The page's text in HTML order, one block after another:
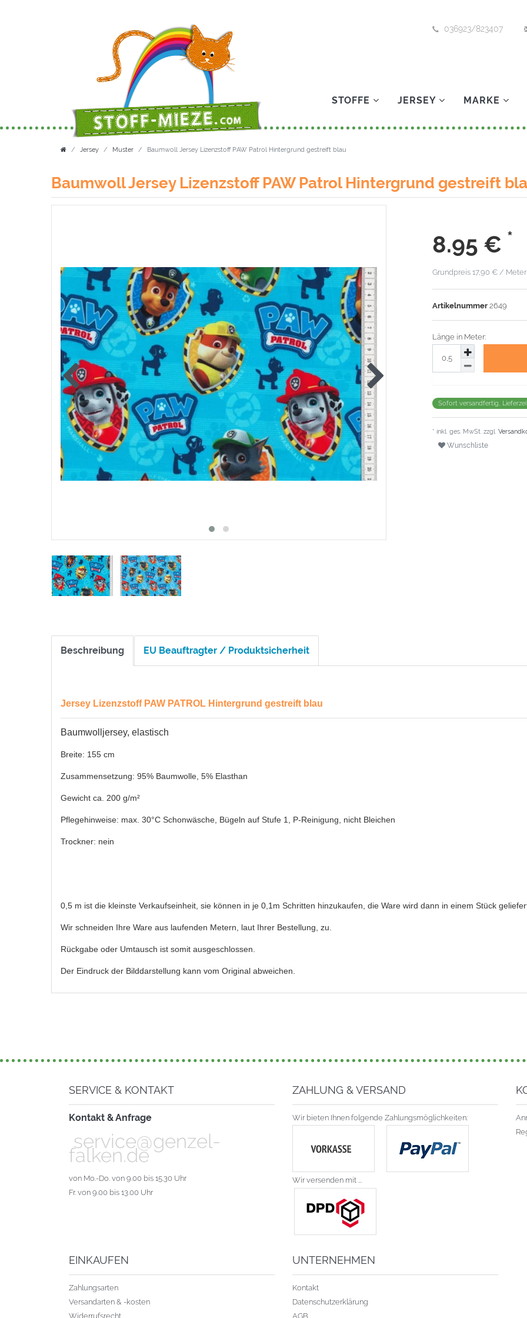
036923/823407
STOFFE JERSEY MARKE
Jersey Muster Baumwoll Jersey Lizenzstoff PAW Patrol Hintergrund gestreift blau
Baumwoll Jersey Lizenzstoff PAW Patrol Hintergrund gestreift
8.95 € *
Grundpreis 17,90 € / Meter
Artikelnummer 2649
Länge in Meter:
Sofort versandfertig,
* inkl. ges. MwSt. zzgl.
Wunschliste
Beschreibung EU Beauftragter / Produktsicherheit
Jersey Lizenzstoff PAW PATROL Hintergrund gestreift blau
Baumwolljersey, elastisch
Breite: 155 cm
Zusammensetzung: 95% Baumwolle, 5% Elasthan
Gewicht ca. 200 g/m²
Pflegehinweise: max. 30°C Schonwäsche, Bügeln auf Stufe 1, P-Reinigung, nicht Bleichen
Trockner: nein
0,5 m ist die kleinste Verkaufseinheit, sie können in je 0,1m Schritten hinzukaufen, die Ware wird dann in einem Stück
Wir schneiden Ihre Ware aus laufenden Metern, laut Ihrer Bestellung, zu.
Rückgabe oder Umtausch ist somit ausgeschlossen.
Der Eindruck der Bilddarstellung kann vom Original abweichen.
SERVICE & KONTAKT
Kontakt & Anfrage
service@genzel-
falken.de
von Mo.-Do. von 9.00 bis 15.30 Uhr
Fr. von 9.00 bis 13.00 Uhr
ZAHLUNG & VERSAND
Wir bieten Ihnen folgende Zahlungsmöglichkeiten:
Wir versenden mit ...
EINKAUFEN
Zahlungsarten
Versandarten & -kosten
Widerrufsrecht
UNTERNEHMEN
Kontakt
Datenschutzerklärung
AGB